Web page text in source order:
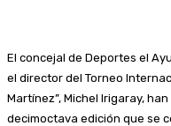
El concejal de Deportes el
el director del Torneo
Martínez”, Michel Irigaray,
decimoctava edición que se